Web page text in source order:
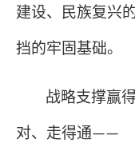
建设、民族复兴
挡的牢固基础。
战略支撑赢
对、走得通——